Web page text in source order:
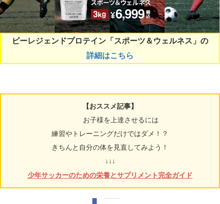
ビーレジェンドプロテイン「スポーツ＆ウェルネス」の
詳細はこちら
【おススメ記事】
お子様を上達させるには
練習やトレーニングだけではダメ！？
きちんと自分の体を見直してみよう！
↓↓↓
少年サッカーのための栄養とサプリメント完全ガイド